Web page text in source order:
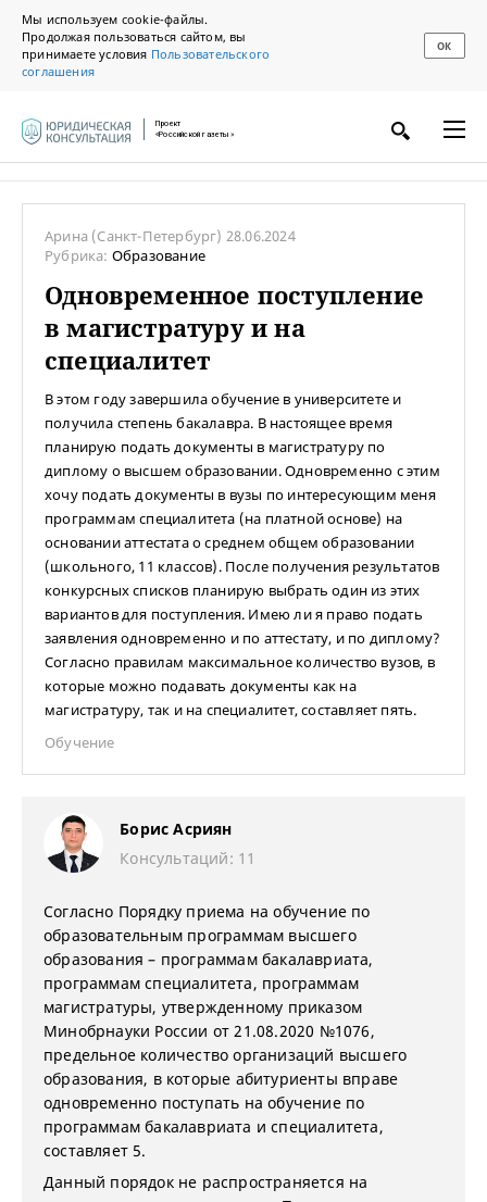
Мы используем cookie-файлы.
Продолжая пользоваться сайтом, вы
принимаете условия Пользовательского
соглашения
ОК
Проект
«Российской газеты»
Арина (Санкт-Петербург) 28.06.2024
Рубрика: Образование
Одновременное поступление
в магистратуру и на
специалитет
В этом году завершила обучение в университете и
получила степень бакалавра. В настоящее время
планирую подать документы в магистратуру по
диплому о высшем образовании. Одновременно с этим
хочу подать документы в вузы по интересующим меня
программам специалитета (на платной основе) на
основании аттестата о среднем общем образовании
(школьного, 11 классов). После получения результатов
конкурсных списков планирую выбрать один из этих
вариантов для поступления. Имею ли я право подать
заявления одновременно и по аттестату, и по диплому?
Согласно правилам максимальное количество вузов, в
которые можно подавать документы как на
магистратуру, так и на специалитет, составляет пять.
Обучение
Борис Асриян
Консультаций: 11
Согласно Порядку приема на обучение по
образовательным программам высшего
образования – программам бакалавриата,
программам специалитета, программам
магистратуры, утвержденному приказом
Минобрнауки России от 21.08.2020 №1076,
предельное количество организаций высшего
образования, в которые абитуриенты вправе
одновременно поступать на обучение по
программам бакалавриата и специалитета,
составляет 5.
Данный порядок не распространяется на